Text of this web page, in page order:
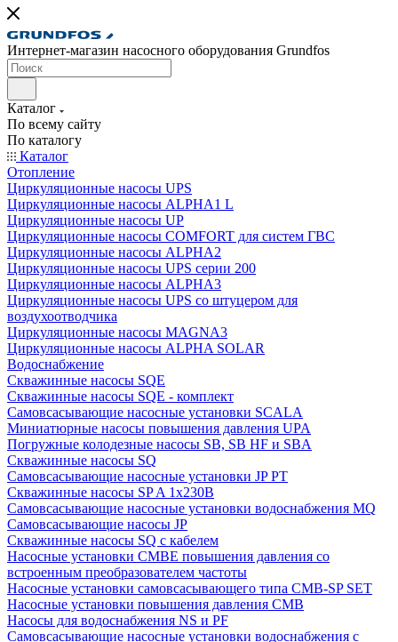
Интернет-магазин насосного оборудования Grundfos
Каталог
По всему сайту
По каталогу
Каталог
Отопление
Циркуляционные насосы UPS
Циркуляционные насосы ALPHA1 L
Циркуляционные насосы UP
Циркуляционные насосы COMFORT для систем ГВС
Циркуляционные насосы ALPHA2
Циркуляционные насосы UPS серии 200
Циркуляционные насосы ALPHA3
Циркуляционные насосы UPS со штуцером для
воздухоотводчика
Циркуляционные насосы MAGNA3
Циркуляционные насосы ALPHA SOLAR
Водоснабжение
Скважинные насосы SQE
Скважинные насосы SQE - комплект
Cамовсасывающие насосные установки SCALA
Миниатюрные насосы повышения давления UPA
Погружные колодезные насосы SB, SB HF и SBA
Скважинные насосы SQ
Самовсасывающие насосные установки JP PT
Скважинные насосы SP A 1x230В
Самовсасывающие насосные установки водоснабжения MQ
Самовсасывающие насосы JP
Скважинные насосы SQ с кабелем
Насосные установки CMBE повышения давления со
встроенным преобразователем частоты
Насосные установки самовсасывающего типа CMB-SP SET
Насосные установки повышения давления CMB
Насосы для водоснабжения NS и PF
Самовсасывающие насосные установки водоснабжения с